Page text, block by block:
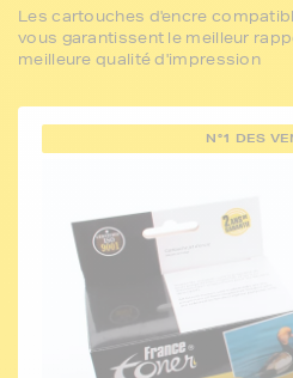
Les cartouches d'encre
vous garantissent le meilleur
meilleure qualité d'impression
N°1 DES